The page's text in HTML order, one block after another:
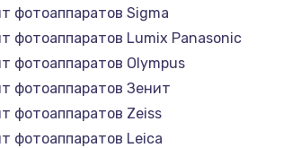
фотоаппаратов Sigma
фотоаппаратов Lumix Panasonic
фотоаппаратов Olympus
фотоаппаратов Зенит
фотоаппаратов Zeiss
фотоаппаратов Leica